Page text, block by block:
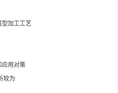
型加工工艺
应用对策
较为